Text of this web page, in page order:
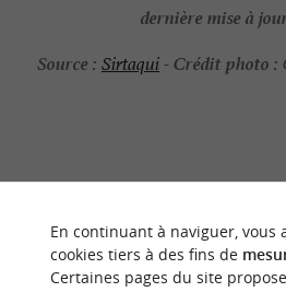
dernière mise à
Source : Sirtaqui-Crédit photo :
NOUS AVONS
En continuant à naviguer, vous
cookies tiers à des fins de
Certaines pages du site